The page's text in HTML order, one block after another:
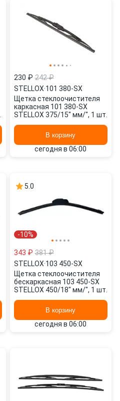
230 ₽ 242 ₽
STELLOX·101 380-SX
Щетка стеклоочистителя
каркасная 101 380-SX
STELLOX 375/15" мм/", 1 шт.
В корзину
сегодня в 06:00
5.0
-10%
343 ₽ 381 ₽
STELLOX·103 450-SX
Щетка стеклоочистителя
бескаркасная 103 450-SX
STELLOX 450/18" мм/", 1 шт.
В корзину
сегодня в 06:00